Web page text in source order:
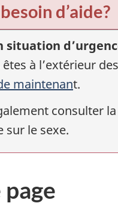
d’aide?
situation
à l’extérieur
maintenant.
consulter
sur le sexe.